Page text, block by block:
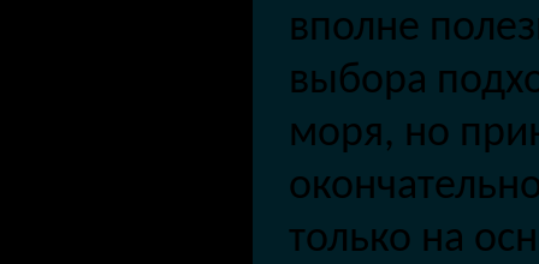
вполне
выбора
моря, но
только на